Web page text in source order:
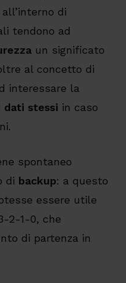
di
tendono ad
un significato
al concetto di
interessare la
dati stessi in caso
spontaneo
di backup: a questo
essere utile
2-1-0, che
di partenza in